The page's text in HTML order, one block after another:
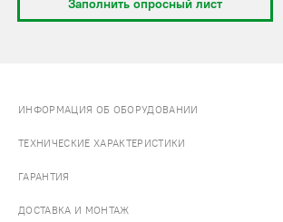
Заполнить опросный лист
ИНФОРМАЦИЯ ОБ ОБОРУДОВАНИИ
ТЕХНИЧЕСКИЕ ХАРАКТЕРИСТИКИ
ГАРАНТИЯ
ДОСТАВКА И МОНТАЖ